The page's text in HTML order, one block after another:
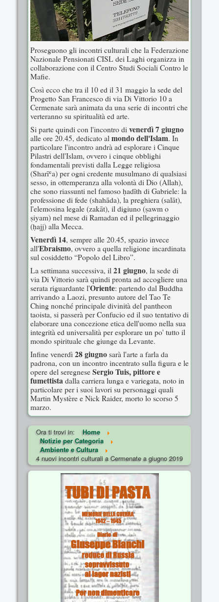
Proseguono gli incontri culturali che la Federazione
Nazionale Pensionati CISL dei Laghi organizza in
collaborazione con il Centro Studi Sociali Contro le
Mafie.
Così ecco che tra il 10 ed il 31 maggio la sede del
Progetto San Francesco di via Di Vittorio 10 a
Cermenate sarà animata da una serie di incontri che
verteranno su spiritualità ed arte.
Si parte quindi con l'incontro di venerdì 7 giugno
alle ore 20.45, dedicato al mondo dell'Islam. In
particolare l'incontro andrà ad esplorare i Cinque
Pilastri dell'Islam, ovvero i cinque obblighi
fondamentali previsti dalla Legge religiosa
(Sharīʿa) per ogni credente musulmano di qualsiasi
sesso, in ottemperanza alla volontà di Dio (Allah),
che sono riassunti nel famoso ḥadīth di Gabriele: la
professione di fede (shahāda), la preghiera (salāt),
l'elemosina legale (zakāt), il digiuno (ṣawm o
ṣiyam) nel mese di Ramadan ed il pellegrinaggio
(ḥajj) alla Mecca.
Venerdì 14, sempre alle 20.45, spazio invece
all'Ebraismo, ovvero a quella religione incardinata
sul cosiddetto “Popolo del Libro”.
La settimana successiva, il 21 giugno, la sede di
via Di Vittorio sarà quindi pronta ad accogliere una
serata riguardante l'Oriente: partendo dal Buddha
arrivando a Laozi, presunto autore del Tao Te
Ching nonché principale divinità del pantheon
taoista, si passerà per Confucio ed il suo tentativo di
elaborare una concezione etica dell'uomo nella sua
integrità ed universalità per esplorare un po' tutto il
mondo spirituale che giunge da Levante.
Infine venerdì 28 giugno sarà l'arte a farla da
padrona, con un incontro incentrato sulla figura e le
opere del seregnese Sergio Tuis, pittore e
fumettista dalla carriera lunga e variegata, noto in
particolare per i suoi lavori su personaggi quali
Martin Mystère e Nick Raider, morto lo scorso 5
marzo.
Ora ti trovi in:
Home
Notizie per Categoria
Ambiente e Cultura
4 nuovi incontri culturali a Cermenate a giugno 2019